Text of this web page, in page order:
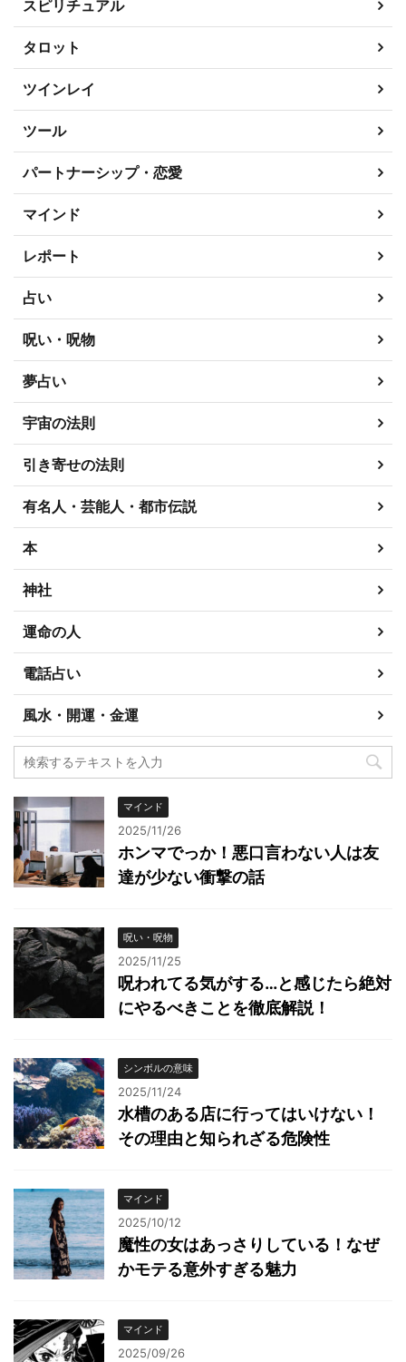
スピリチュアル
タロット
ツインレイ
ツール
パートナーシップ・恋愛
マインド
レポート
占い
呪い・呪物
夢占い
宇宙の法則
引き寄せの法則
有名人・芸能人・都市伝説
本
神社
運命の人
電話占い
風水・開運・金運
マインド
2025/11/26
ホンマでっか！悪口言わない人は友
達が少ない衝撃の話
呪い・呪物
2025/11/25
呪われてる気がする…と感じたら絶対
にやるべきことを徹底解説！
シンボルの意味
2025/11/24
水槽のある店に行ってはいけない！
その理由と知られざる危険性
マインド
2025/10/12
魔性の女はあっさりしている！なぜ
かモテる意外すぎる魅力
マインド
2025/09/26